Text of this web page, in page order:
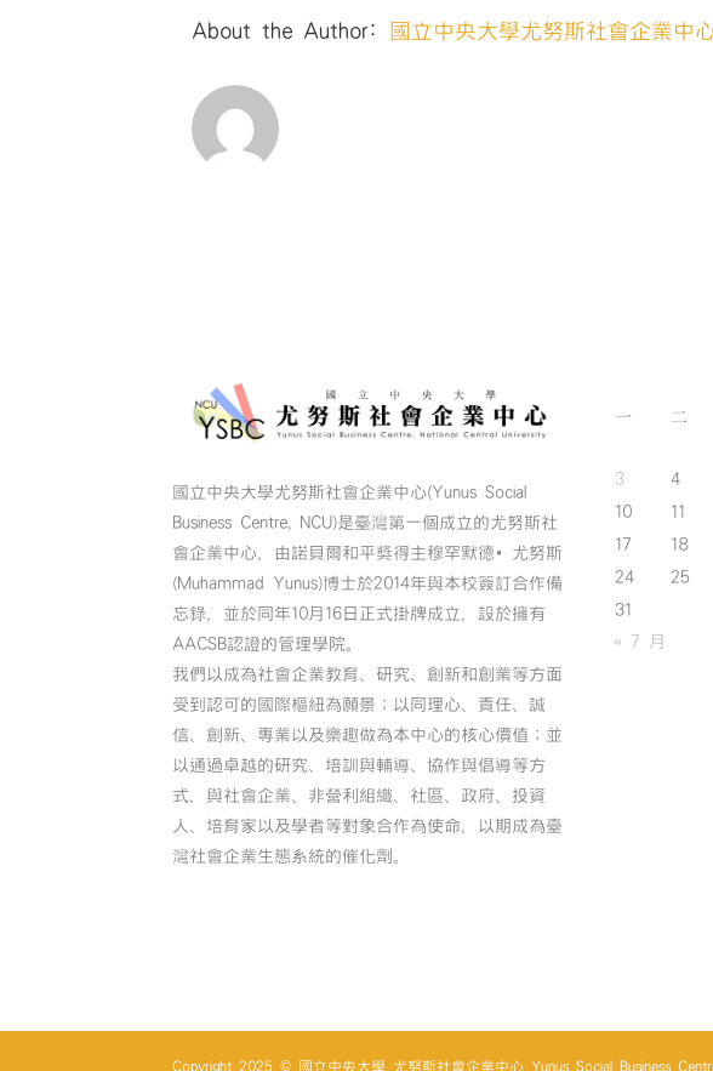
址
About the Author: 國立中央大學尤努斯社會企業中
國立中央大學尤努斯社會企業中心(Yunus Social
Business Centre, NCU)是臺灣第一個成立的尤努斯社
會企業中心，由諾貝爾和平獎得主穆罕默德•尤努斯
(Muhammad Yunus)博士於2014年與本校簽訂合作備
忘錄，並於同年10月16日正式掛牌成立，設於擁有
AACSB認證的管理學院。
我們以成為社會企業教育、研究、創新和創業等方面
受到認可的國際樞紐為願景；以同理心、責任、誠
信、創新、專業以及樂趣做為本中心的核心價值；並
以通過卓越的研究、培訓與輔導、協作與倡導等方
式，與社會企業、非營利組織、社區、政府、投資
人、培育家以及學者等對象合作為使命，以期成為臺
灣社會企業生態系統的催化劑。
一 二
3
4
10
11
17
18
24
25
31
« 7 月
Copyright 2025 © 國立中央大學 尤努斯社會企業中心 Yunus Social Business